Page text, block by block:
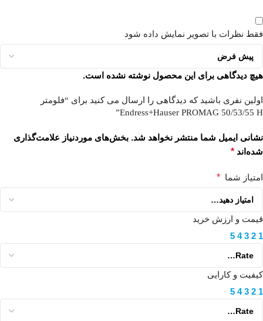
فقط نظرات با تصویر نمایش داده شود
هیچ دیدگاهی برای این محصول نوشته نشده است.
اولین نفری باشید که دیدگاهی را ارسال می کنید برای “فلومتر
Endress+Hauser PROMAG 50/53/55 H”
نشانی ایمیل شما منتشر نخواهد شد. بخش‌های موردنیاز علامت‌گذاری
شده‌اند *
امتیاز شما *
قیمت و ارزش خرید
1
2
3
4
5
کیفیت و کارایی
1
2
3
4
5